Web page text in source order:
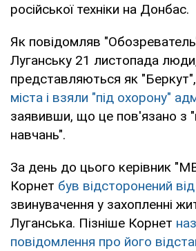
російської техніки на Донбас.
Як повідомляв
Луганську 21 листопада
представляються як "Беркут",
міста і взяли "під охорону"
заявивши, що це пов'язано з
навчань".
За день до цього керівник
Корнет був відсторонений
звинувачення у захопленні
Луганська. Пізніше Корнет
повідомлення про його